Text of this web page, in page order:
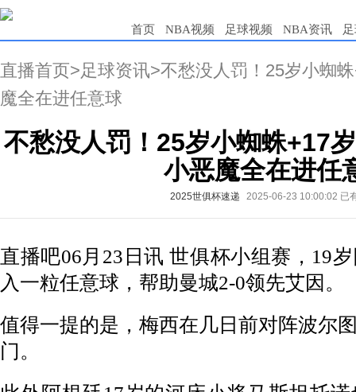
首页 NBA视频 足球视频 NBA资讯
直播首页>足球资讯>不愁没人罚！25岁小蜘
魔全在进任意球
不愁没人罚！25岁小蜘蛛+17
小恶魔全在进任
2025世俱杯速递 2025-06-23 10:00:02 已
直播吧06月23日讯 世俱杯小组赛，19
入一粒任意球，帮助曼城2-0领先艾因。
值得一提的是，梅西在几日前对阵波尔
门。